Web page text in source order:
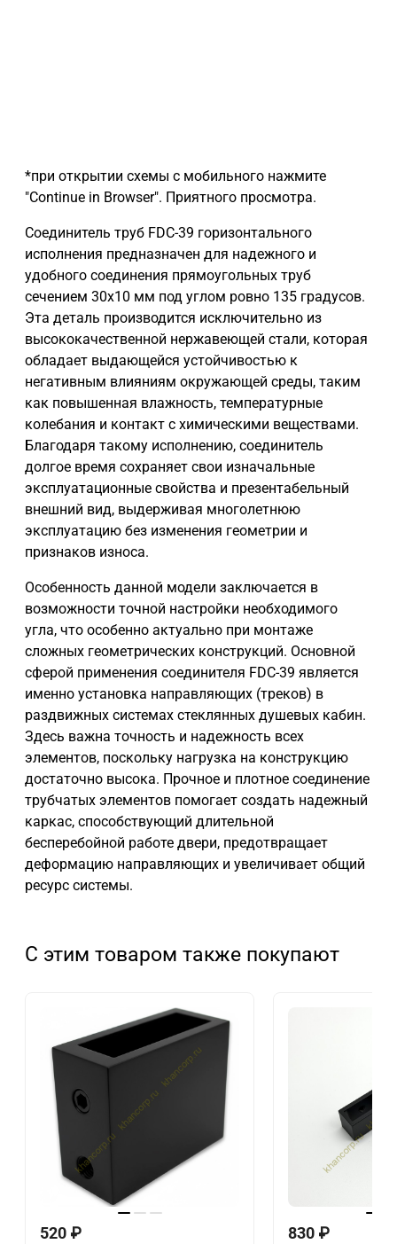
*при открытии схемы с мобильного нажмите
"Continue in Browser". Приятного просмотра.
Соединитель труб FDC-39 горизонтального
исполнения предназначен для надежного и
удобного соединения прямоугольных труб
сечением 30х10 мм под углом ровно 135 градусов.
Эта деталь производится исключительно из
высококачественной нержавеющей стали, которая
обладает выдающейся устойчивостью к
негативным влияниям окружающей среды, таким
как повышенная влажность, температурные
колебания и контакт с химическими веществами.
Благодаря такому исполнению, соединитель
долгое время сохраняет свои изначальные
эксплуатационные свойства и презентабельный
внешний вид, выдерживая многолетнюю
эксплуатацию без изменения геометрии и
признаков износа.
Особенность данной модели заключается в
возможности точной настройки необходимого
угла, что особенно актуально при монтаже
сложных геометрических конструкций. Основной
сферой применения соединителя FDC-39 является
именно установка направляющих (треков) в
раздвижных системах стеклянных душевых кабин.
Здесь важна точность и надежность всех
элементов, поскольку нагрузка на конструкцию
достаточно высока. Прочное и плотное соединение
трубчатых элементов помогает создать надежный
каркас, способствующий длительной
бесперебойной работе двери, предотвращает
деформацию направляющих и увеличивает общий
ресурс системы.
С этим товаром также покупают
520 ₽ 830 ₽